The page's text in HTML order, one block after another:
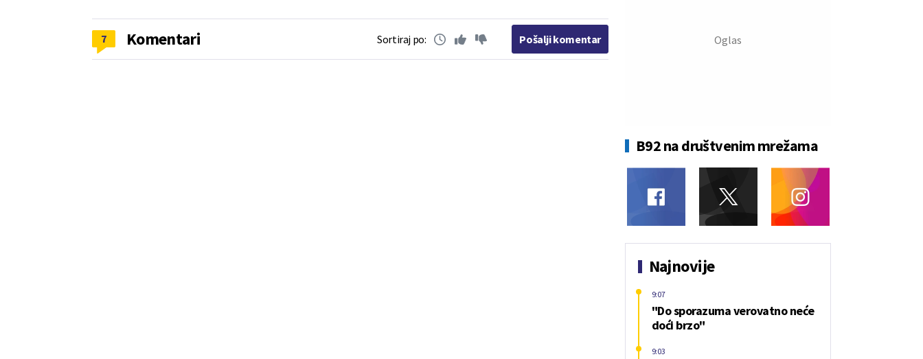
7 Komentari Sortiraj po: Pošalji komentar
B92 na društvenim mrežama
Najnovije
"Do sporazuma verovatno neće
doći brzo"
9:07
9:03